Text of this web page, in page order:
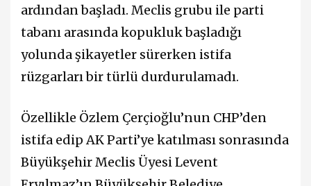
ardından başladı. Meclis grubu ile parti
tabanı arasında kopukluk başladığı
yolunda şikayetler sürerken istifa
rüzgarları bir türlü durdurulamadı.
Özellikle Özlem Çerçioğlu’nun CHP’den
istifa edip AK Parti’ye katılması sonrasında
Büyükşehir Meclis Üyesi Levent